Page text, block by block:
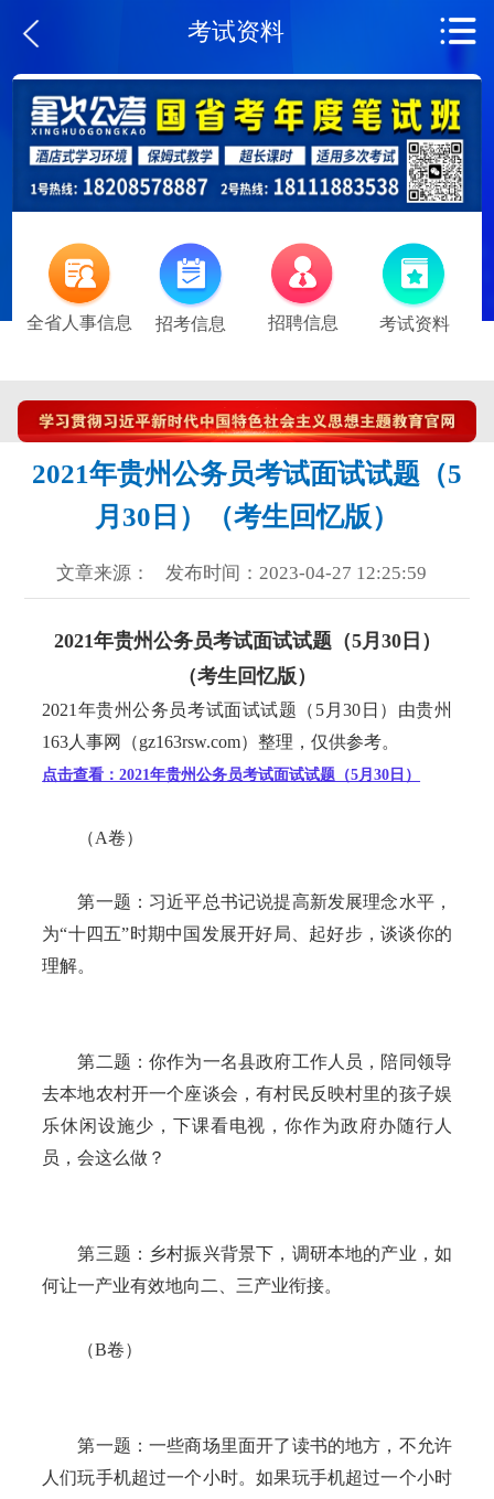
考试资料
全省人事信息 招考信息 招聘信息 考试资料
2021年贵州公务员考试面试试题（5
月30日）（考生回忆版）
文章来源： 发布时间：2023-04-27 12:25:59
2021年贵州公务员考试面试试题（5月30日）
（考生回忆版）
2021年贵州公务员考试面试试题（5月30日）由贵州
163人事网（gz163rsw.com）整理，仅供参考。
点击查看：2021年贵州公务员考试面试试题（5月30日）
（A卷）
第一题：习近平总书记说提高新发展理念水平，
为“十四五”时期中国发展开好局、起好步，谈谈你的
理解。
第二题：你作为一名县政府工作人员，陪同领导
去本地农村开一个座谈会，有村民反映村里的孩子娱
乐休闲设施少，下课看电视，你作为政府办随行人
员，会这么做？
第三题：乡村振兴背景下，调研本地的产业，如
何让一产业有效地向二、三产业衔接。
（B卷）
第一题：一些商场里面开了读书的地方，不允许
人们玩手机超过一个小时。如果玩手机超过一个小时